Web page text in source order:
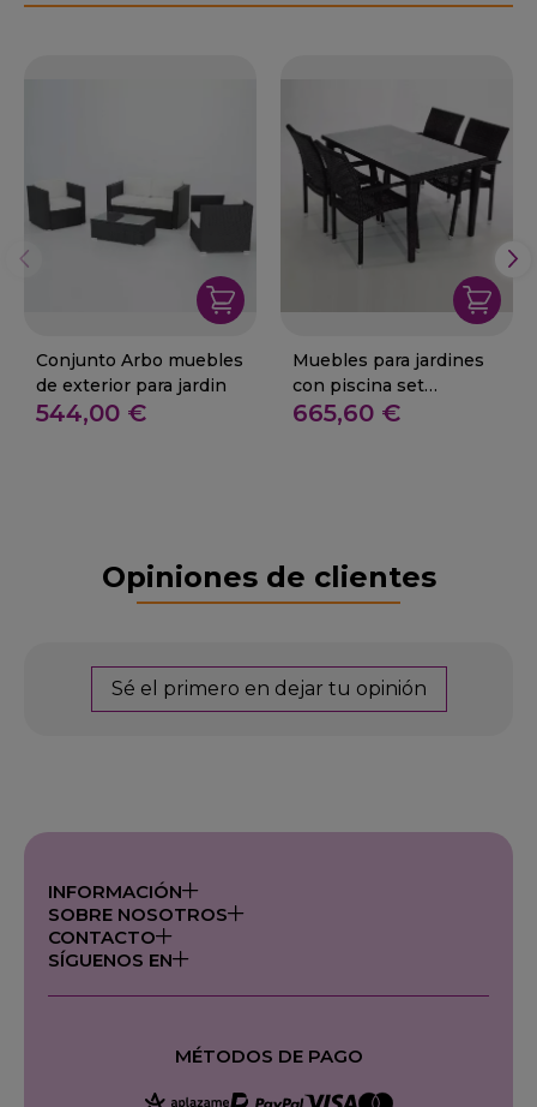
Conjunto Arbo muebles
de exterior para jardin
544,00 €
Muebles para jardines
con piscina set
CANDELEDA
665,60 €
Opiniones de clientes
Sé el primero en dejar tu opinión
INFORMACIÓN
SOBRE NOSOTROS
CONTACTO
SÍGUENOS EN
MÉTODOS DE PAGO